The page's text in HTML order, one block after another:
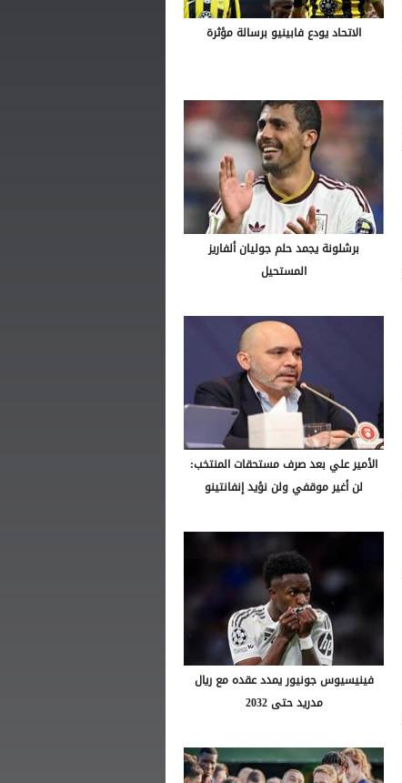
الاتحاد يودع فابينيو برسالة مؤثرة
برشلونة يجمد حلم جوليان ألفاريز
المستحيل
الأمير علي بعد صرف مستحقات المنتخب:
لن أغير موقفي ولن نؤيد إنفانتينو
فينيسيوس جونيور يمدد عقده مع ريال
مدريد حتى 2032